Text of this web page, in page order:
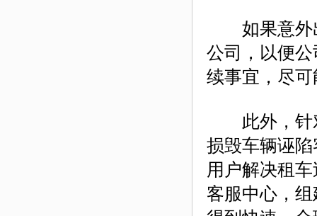
如果意外出
公司，以便
续事宜，尽
此外，针对
损毁车辆诬
用户解决租
客服中心，